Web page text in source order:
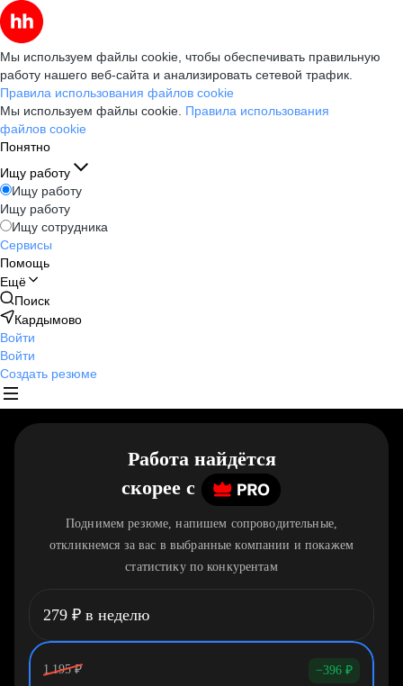
Мы используем файлы cookie, чтобы обеспечивать правильную
работу нашего веб-сайта и анализировать сетевой трафик.
Правила использования файлов cookie
Мы используем файлы cookie. Правила использования
файлов cookie
Понятно
Ищу работу
Ищу работу
Ищу работу
Ищу сотрудника
Сервисы
Помощь
Ещё
Поиск
Кардымово
Войти
Войти
Создать резюме
Работа найдётся
скорее c
Поднимем резюме, напишем сопроводительные,
откликнемся за вас в выбранные компании и покажем
статистику по конкурентам
279 ₽ в неделю
1 195 ₽ −396 ₽